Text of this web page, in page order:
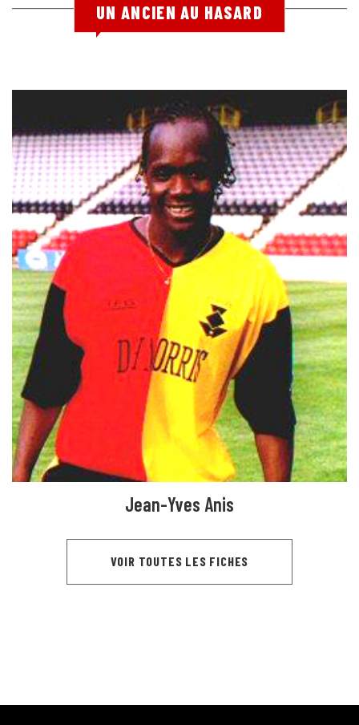
UN ANCIEN AU HASARD
Jean-Yves Anis
VOIR TOUTES LES FICHES